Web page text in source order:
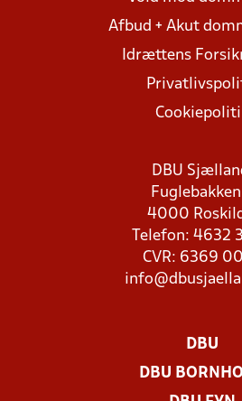
Afbud + Akut
Idrættens
DBU
4000
Telefon: 4632
CVR: 6369
DBU
DBU